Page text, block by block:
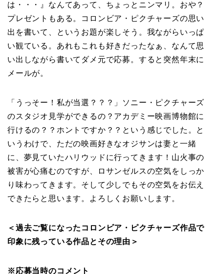
は・・・』なんてあって、ちょっとニンマリ。おや？
プレゼントもある。コロンビア・ピクチャーズの思い
出を書いて、というお題が楽しそう。我ながらいっぱ
い観ている。あれもこれも好きだったなぁ、なんて思
い出しながら書いてダメ元で応募。すると突然年末に
メールが。
「うっそー！私が当選？？？」ソニー・ピクチャーズ
のスタジオ見学ができるの？アカデミー映画博物館に
行けるの？？ホントですか？？という感じでした。と
いうわけで、ただの映画好きなオジサンは妻と一緒
に、夢見ていたハリウッドに行ってきます！山火事の
被害が心痛むのですが、ロサンゼルスの空気をしっか
り味わってきます。そして少しでもその空気をお伝え
できたらと思います。よろしくお願いします。
＜過去ご覧になったコロンビア・ピクチャーズ作品で
印象に残っている作品とその理由＞
※応募当時のコメント